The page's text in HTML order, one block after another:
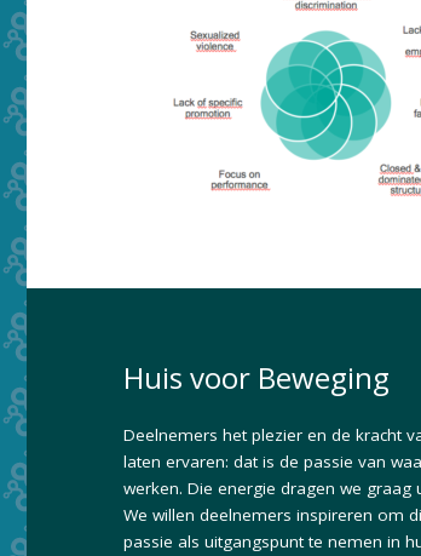
Huis voor Beweging
Deelnemers het plezier en de kracht
laten ervaren: dat is de passie van
werken. Die energie dragen we graag
We willen deelnemers inspireren om
passie als uitgangspunt te nemen in